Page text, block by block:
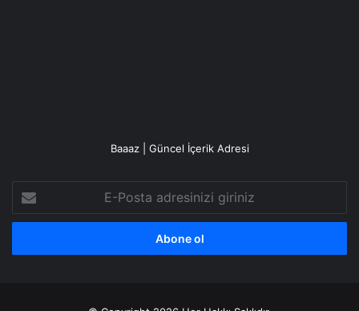
Baaaz | Güncel İçerik Adresi
Posta
adresinizi